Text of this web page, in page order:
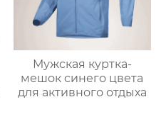
Мужская куртка-
мешок синего цвета
для активного отдыха